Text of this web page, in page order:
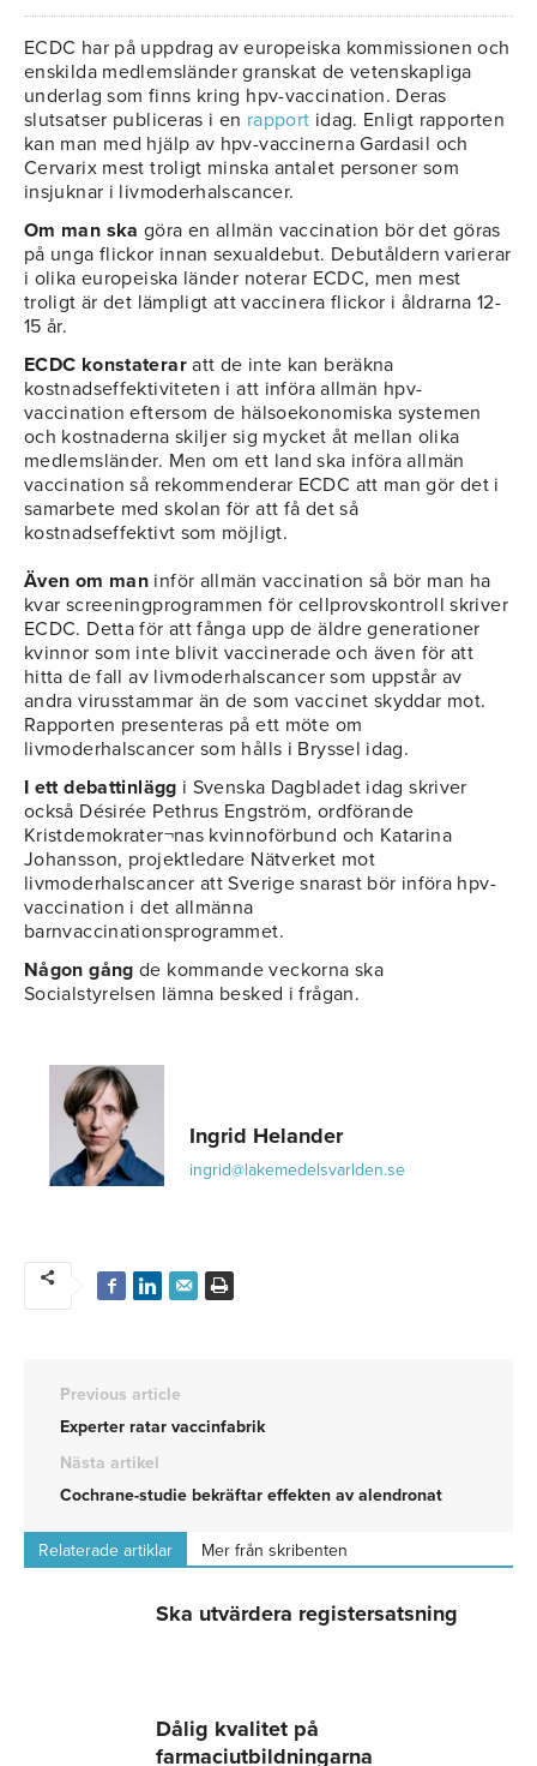
ECDC har på uppdrag av europeiska kommissionen och
enskilda medlemsländer granskat de vetenskapliga
underlag som finns kring hpv-vaccination. Deras
slutsatser publiceras i en rapport idag. Enligt rapporten
kan man med hjälp av hpv-vaccinerna Gardasil och
Cervarix mest troligt minska antalet personer som
insjuknar i livmoderhalscancer.
Om man ska göra en allmän vaccination bör det göras
på unga flickor innan sexualdebut. Debutåldern varierar
i olika europeiska länder noterar ECDC, men mest
troligt är det lämpligt att vaccinera flickor i åldrarna 12-
15 år.
ECDC konstateraratt de inte kan beräkna
kostnadseffektiviteten i att införa allmän hpv-
vaccination eftersom de hälsoekonomiska systemen
och kostnaderna skiljer sig mycket åt mellan olika
medlemsländer. Men om ett land ska införa allmän
vaccination så rekommenderar ECDC att man gör det i
samarbete med skolan för att få det så
kostnadseffektivt som möjligt.
Även om man inför allmän vaccination så bör man ha
kvar screeningprogrammen för cellprovskontroll skriver
ECDC. Detta för att fånga upp de äldre generationer
kvinnor som inte blivit vaccinerade och även för att
hitta de fall av livmoderhalscancer som uppstår av
andra virusstammar än de som vaccinet skyddar mot.
Rapporten presenteras på ett möte om
livmoderhalscancer som hålls i Bryssel idag.
I ett debattinlägg i Svenska Dagbladet idag skriver
också Désirée Pethrus Engström, ordförande
Kristdemokrater¬nas kvinnoförbund och Katarina
Johansson, projektledare Nätverket mot
livmoderhalscancer att Sverige snarast bör införa hpv-
vaccination i det allmänna
barnvaccinationsprogrammet.
Någon gång de kommande veckorna ska
Socialstyrelsen lämna besked i frågan.
Ingrid Helander
ingrid@lakemedelsvarlden.se
Previous article
Experter ratar vaccinfabrik
Nästa artikel
Cochrane-studie bekräftar effekten av alendronat
Relaterade artiklar Mer från skribenten
Ska utvärdera registersatsning
Dålig kvalitet på
farmaciutbildningarna